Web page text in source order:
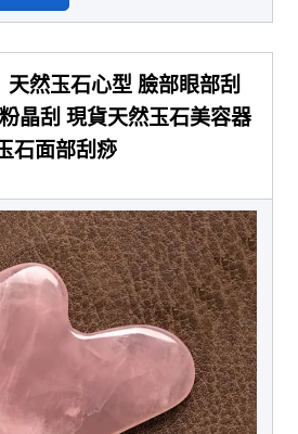
天然玉石心型 臉部眼部刮
晶刮 現貨天然玉石美容器
石面部刮痧